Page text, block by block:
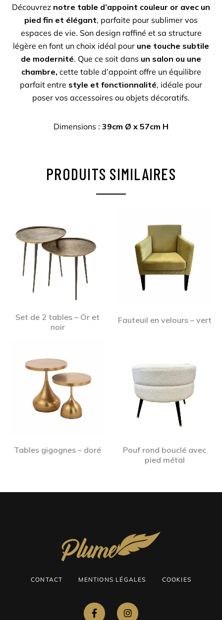
Découvrez notre table d’appoint couleur or avec un
pied fin et élégant, parfaite pour sublimer vos
espaces de vie. Son design raffiné et sa structure
légère en font un choix idéal pour une touche subtile
de modernité. Que ce soit dans un salon ou une
chambre, cette table d’appoint offre un équilibre
parfait entre style et fonctionnalité, idéale pour
poser vos accessoires ou objets décoratifs.
Dimensions : 39cm Ø x 57cm H
PRODUITS SIMILAIRES
Set de 2 tables – Or et
noir
Fauteuil en velours – vert
Tables gigognes – doré
Pouf rond bouclé avec
pied métal
CONTACT MENTIONS LÉGALES COOKIES